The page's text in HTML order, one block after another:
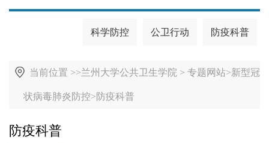
科学防控 公卫行动 防疫科普
当前位置 >>兰州大学公共卫生学院 > 专题网站>新型冠
状病毒肺炎防控>防疫科普
防疫科普